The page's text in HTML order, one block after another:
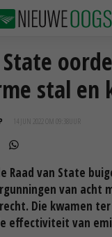
State
stal en
14 JUN 2022 OM 09:38
Raad van State
van acht
Die kwamen
effectiviteit van